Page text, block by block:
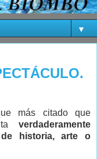
▼
más citado que
verdaderamente
historia, arte o